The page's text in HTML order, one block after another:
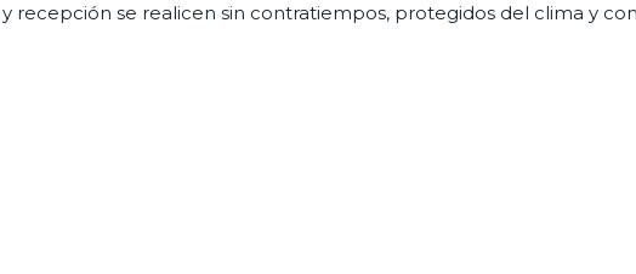
recepción se realicen sin contratiempos, protegidos del clima y